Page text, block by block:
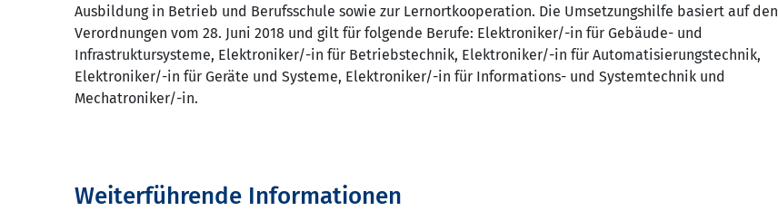
Ausbildung in Betrieb und Berufsschule sowie zur Lernortkooperation. Die Umsetzungshilfe basiert auf den
Verordnungen vom 28. Juni 2018 und gilt für folgende Berufe: Elektroniker/-in für Gebäude- und
Infrastruktursysteme, Elektroniker/-in für Betriebstechnik, Elektroniker/-in für Automatisierungstechnik,
Elektroniker/-in für Geräte und Systeme, Elektroniker/-in für Informations- und Systemtechnik und
Mechatroniker/-in.
Weiterführende Informationen